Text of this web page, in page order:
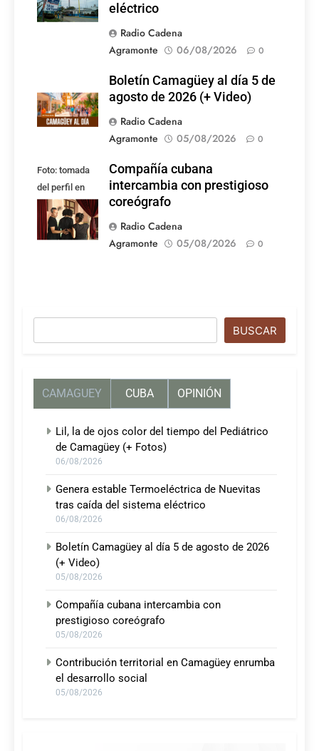
eléctrico
Radio Cadena
Agramonte
06/08/2026 0
Boletín Camagüey al día 5 de
agosto de 2026 (+ Video)
Radio Cadena
Agramonte
05/08/2026 0
Foto: tomada
del perfil en
Facebook de la
compañía
Compañía cubana
intercambia con prestigioso
coreógrafo
Radio Cadena
Agramonte
05/08/2026 0
BUSCAR
CAMAGUEY CUBA OPINIÓN
Lil, la de ojos color del tiempo del Pediátrico
de Camagüey (+ Fotos)
06/08/2026
Genera estable Termoeléctrica de Nuevitas
tras caída del sistema eléctrico
06/08/2026
Boletín Camagüey al día 5 de agosto de 2026
(+ Video)
05/08/2026
Compañía cubana intercambia con
prestigioso coreógrafo
05/08/2026
Contribución territorial en Camagüey enrumba
el desarrollo social
05/08/2026